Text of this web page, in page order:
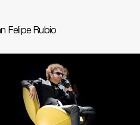
Felipe Rubio